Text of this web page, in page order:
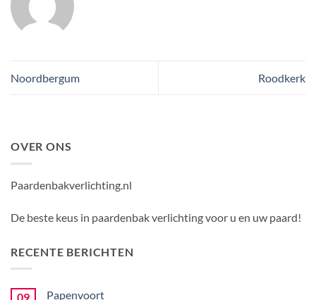
Noordbergum Roodkerk
OVER ONS
Paardenbakverlichting.nl
De beste keus in paardenbak verlichting voor u en uw paard!
RECENTE BERICHTEN
09 Papenvoort